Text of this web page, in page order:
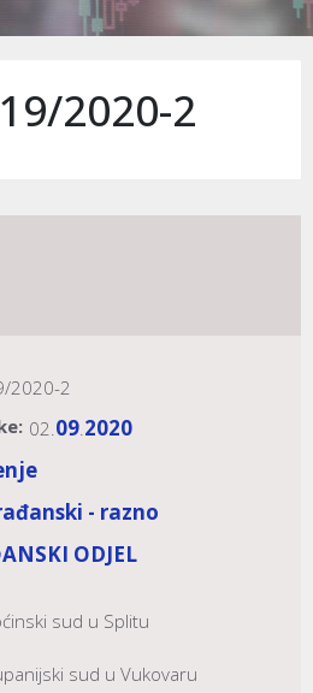
2020-2
2020-2
02.09.2020
- razno
ODJEL
sud u Splitu
sud u Vukovaru